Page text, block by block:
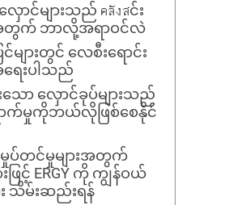
ောင်များသည် คลังสင်း
တွက် ဘာလို့အရာဝင်လဲ
များတွင် လေစီးရောင်း
ရေးပါသည်
သော လှောင်ခုပ်များသည်
ာက်မှုကိုဘယ်လိုဖြစ်စေနိုင်
မှုပ်တင်မှုများအတွက်
ဖြင့် ERGY ကို ကျွန်ဝယ်
သိမ်းဆည်းရန်